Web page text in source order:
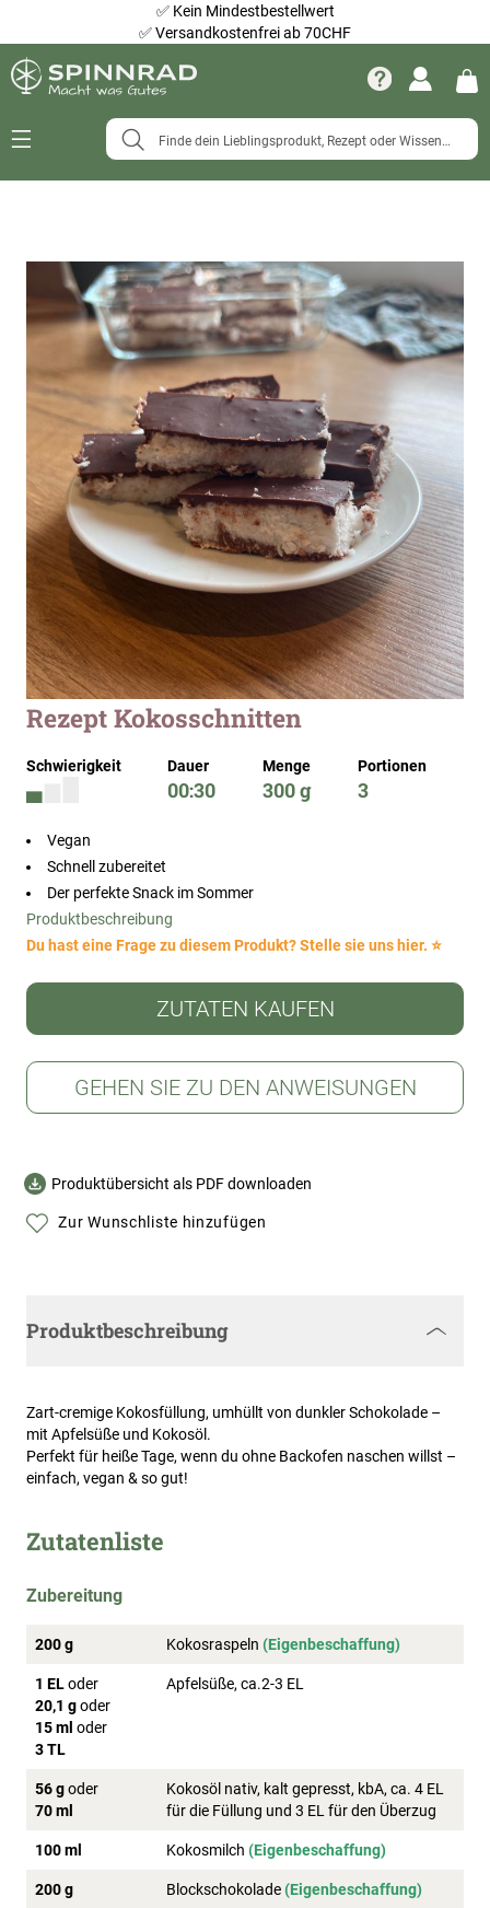
✅ Kein Mindestbestellwert
✅Versandkostenfrei ab 70CHF
Navigation
Bildergalerie
Zum
Anfang
Bildergalerie
springen
Rezept Kokosschnitten
Schwierigkeit Dauer
00:30
Menge
300 g
Portionen
3
Vegan
Schnell zubereitet
Der perfekte Snack im Sommer
Produktbeschreibung
Du hast eine Frage zu diesem Produkt? Stelle sie uns hier. ⭐
ZUTATEN KAUFEN
GEHEN SIE ZU DEN ANWEISUNGEN
Produktübersicht als PDF downloaden
Zur Wunschliste hinzufügen
Produktbeschreibung
Zart-cremige Kokosfüllung, umhüllt von dunkler Schokolade –
mit Apfelsüße und Kokosöl.
Perfekt für heiße Tage, wenn du ohne Backofen naschen willst –
einfach, vegan & so gut!
Zutatenliste
Zubereitung
200 g Kokosraspeln (Eigenbeschaffung)
1 ELoder
20,1 goder
15 ml oder
3 TL
Apfelsüße, ca.2-3 EL
56 goder
70 ml
Kokosöl nativ, kalt gepresst, kbA, ca. 4 EL
für die Füllung und 3 EL für den Überzug
100 ml Kokosmilch (Eigenbeschaffung)
200 g Blockschokolade(Eigenbeschaffung)